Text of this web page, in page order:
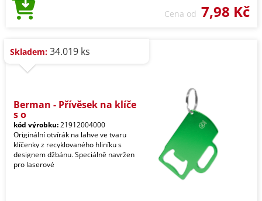
Cena od 7,98 Kč
Skladem: 34.019 ks
Berman - Přívěsek na klíče
s o
kód výrobku:21912004000
Originální otvírák na lahve ve tvaru
klíčenky z recyklovaného hliníku s
designem džbánu. Speciálně navržen
pro laserové